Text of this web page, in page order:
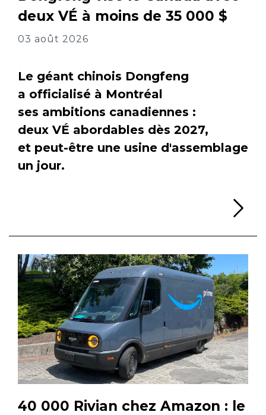
deux VÉ à moins de 35 000 $
03 août 2026
Le géant chinois Dongfeng
a officialisé à Montréal
ses ambitions canadiennes :
deux VÉ abordables dès 2027,
et peut-être une usine d'assemblage
un jour.
40 000 Rivian chez Amazon : le